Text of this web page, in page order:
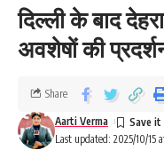
दिल्ली के बाद
अवशेषों की
Last updated: 2025/10/15
Aarti Verma
Share